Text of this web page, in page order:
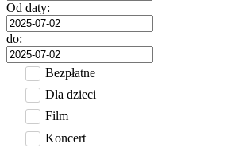
Od daty:
do:
Bezpłatne
Dla dzieci
Film
Koncert